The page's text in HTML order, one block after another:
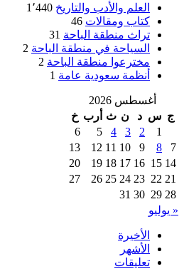
العلم والأدب والتاريخ 1٬440
كتاب ومقالات 46
تراث منطقة الباحة 31
السياحة في منطقة الباحة 2
مخترعوا منطقة الباحة 2
أنظمة سعودية عامة 1
أغسطس 2026
ج س د ن ث أرب خ
1
2
3
4
5
6
7
8
9
10
11
12
13
14
15
16
17
18
19
20
21
22
23
24
25
26
27
28
29
30
31
« يوليو
الأخيرة
الأشهر
تعليقات